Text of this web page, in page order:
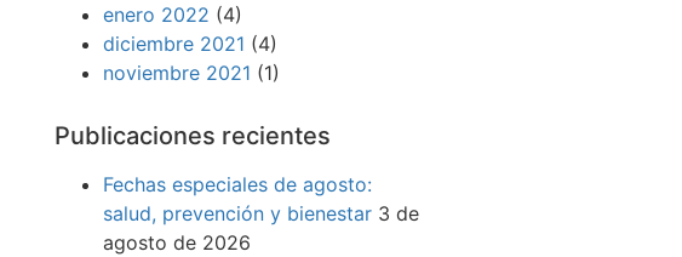
enero 2022 (4)
diciembre 2021 (4)
noviembre 2021 (1)
Publicaciones recientes
Fechas especiales de agosto:
salud, prevención y bienestar 3 de
agosto de 2026